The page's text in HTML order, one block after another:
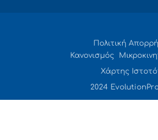
Πολιτική
Κανονισμός
Χάρτης
2024